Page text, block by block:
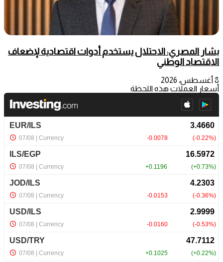
بشار المصري: الاحتلال يستخدم أدوات اقتصادية لإضعاف
الاقتصاد الوطني
8 أغسطس، 2026
أسعار العملات هذه اللحظة